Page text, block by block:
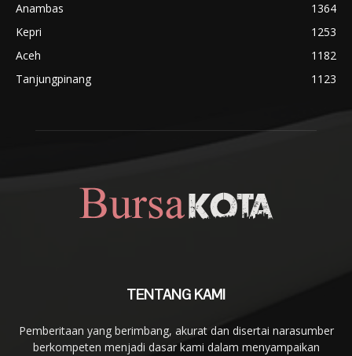
Anambas
1364
Kepri
1253
Aceh
1182
Tanjungpinang
1123
TENTANG KAMI
Pemberitaan yang berimbang, akurat dan disertai narasumber
berkompeten menjadi dasar kami dalam menyampaikan